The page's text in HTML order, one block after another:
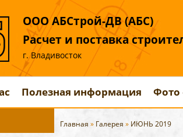
ООО АБСтрой-ДВ (АБС)
Расчет и поставка
г. Владивосток
Полезная информация Фото
Главная » Галерея » ИЮНЬ 2019